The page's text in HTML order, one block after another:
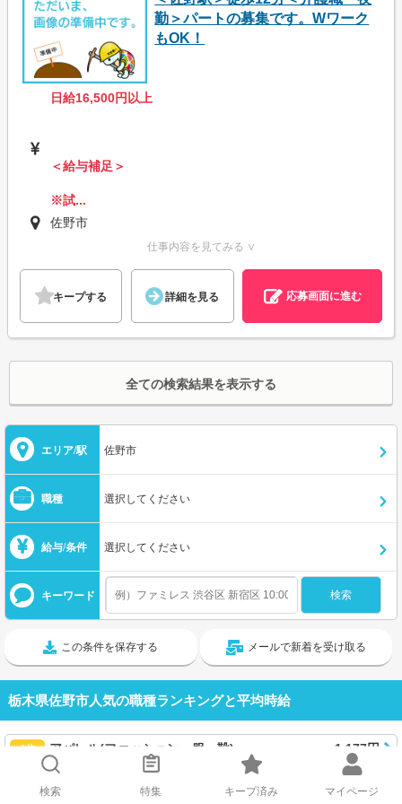
勤＞パートの募集です。Wワーク
もOK！
日給16,500円以上
＜給与補足＞
※試...
佐野市
仕事内容を見てみる ∨
キープする 詳細を見る 応募画面に進む
全ての検索結果を表示する
エリア/駅 佐野市
職種 選択してください
給与/条件 選択してください
キーワード
この条件を保存する メールで新着を受け取る
栃木県佐野市人気の職種ランキングと平均時給
1位 アパレル(ファッション・服・靴) 1,177円
販売・接客・サービスその他 1,277円
検索 特集 キープ済み マイページ